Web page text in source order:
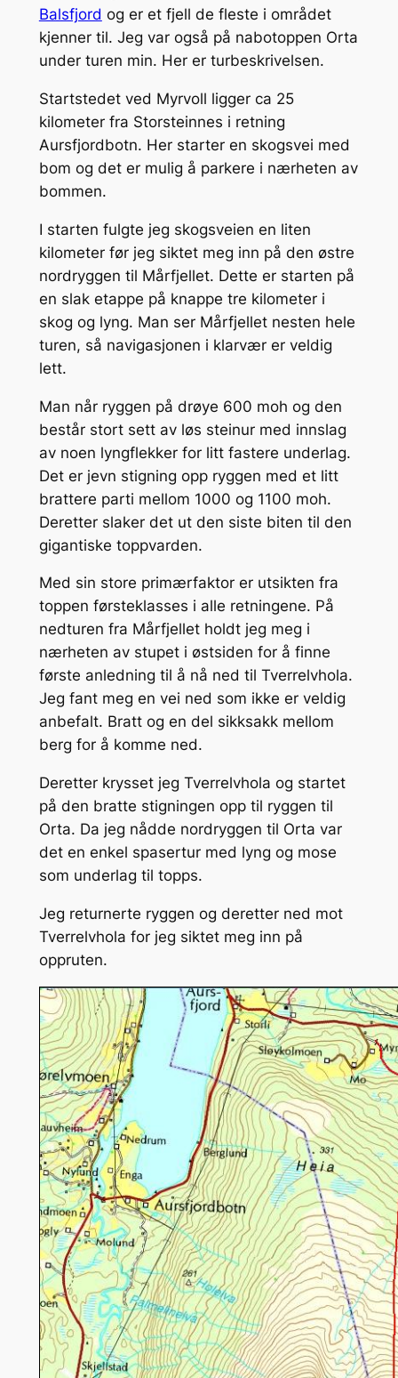
Balsfjord og er et fjell de fleste i området
kjenner til. Jeg var også på nabotoppen Orta
under turen min. Her er turbeskrivelsen.
Startstedet ved Myrvoll ligger ca 25
kilometer fra Storsteinnes i retning
Aursfjordbotn. Her starter en skogsvei med
bom og det er mulig å parkere i nærheten av
bommen.
I starten fulgte jeg skogsveien en liten
kilometer før jeg siktet meg inn på den østre
nordryggen til Mårfjellet. Dette er starten på
en slak etappe på knappe tre kilometer i
skog og lyng. Man ser Mårfjellet nesten hele
turen, så navigasjonen i klarvær er veldig
lett.
Man når ryggen på drøye 600 moh og den
består stort sett av løs steinur med innslag
av noen lyngflekker for litt fastere underlag.
Det er jevn stigning opp ryggen med et litt
brattere parti mellom 1000 og 1100 moh.
Deretter slaker det ut den siste biten til den
gigantiske toppvarden.
Med sin store primærfaktor er utsikten fra
toppen førsteklasses i alle retningene. På
nedturen fra Mårfjellet holdt jeg meg i
nærheten av stupet i østsiden for å finne
første anledning til å nå ned til Tverrelvhola.
Jeg fant meg en vei ned som ikke er veldig
anbefalt. Bratt og en del sikksakk mellom
berg for å komme ned.
Deretter krysset jeg Tverrelvhola og startet
på den bratte stigningen opp til ryggen til
Orta. Da jeg nådde nordryggen til Orta var
det en enkel spasertur med lyng og mose
som underlag til topps.
Jeg returnerte ryggen og deretter ned mot
Tverrelvhola for jeg siktet meg inn på
oppruten.